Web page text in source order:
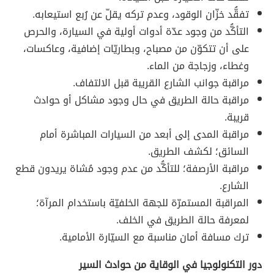
تفقُّد خزّان الوقود، وعدم تركه يقلّ عن رُبع استيعابه.
التأكُّد من وجود عدّة أدوات أولية في السيارة، والحرص
على أن تتكوّن من مصباح، وبطاريّات إضافية، وعاكسات،
وغطاء، وزجاجة من الماء.
مراقبة جوانب الشارع القريبة قبل الالتفاف.
مراقبة حالة الطريق في حال وجود مشاكل أو حوادث
قريبة.
مراقبة المدى إلى أبعد من السيارات المباشرة أمام
السائق؛ لكشف الطريق.
مراقبة الأرصفة؛ للتأكُّد من عدم وجود مُشاة يريدون قطع
الشارع.
المراقبة المستمرّة للجهة الخلفيّة باستخدام المرآة؛
لمعرفة حالة الطريق في الخلف.
ترك مسافة أمان مناسبة مع السيّارة الأمامية.
دور التكنولوجيا في الوقاية من حوادث السير